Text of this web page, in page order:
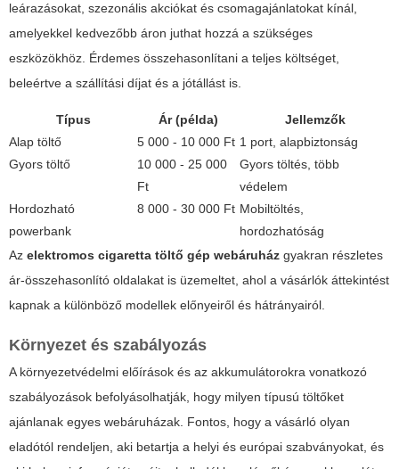
leárazásokat, szezonális akciókat és csomagajánlatokat kínál,
amelyekkel kedvezőbb áron juthat hozzá a szükséges
eszközökhöz. Érdemes összehasonlítani a teljes költséget,
beleértve a szállítási díjat és a jótállást is.
Típus Ár (példa)
Jellemzők
Alap töltő
5 000 - 10 000 Ft 1 port, alapbiztonság
Gyors töltő
10 000 - 25 000
Ft
Gyors töltés, több
védelem
Hordozható
powerbank
8 000 - 30 000 Ft Mobiltöltés,
hordozhatóság
Az elektromos cigaretta töltő gép webáruház gyakran részletes
ár-összehasonlító oldalakat is üzemeltet, ahol a vásárlók áttekintést
kapnak a különböző modellek előnyeiről és hátrányairól.
Környezet és szabályozás
A környezetvédelmi előírások és az akkumulátorokra vonatkozó
szabályozások befolyásolhatják, hogy milyen típusú töltőket
ajánlanak egyes webáruházak. Fontos, hogy a vásárló olyan
eladótól rendeljen, aki betartja a helyi és európai szabványokat, és